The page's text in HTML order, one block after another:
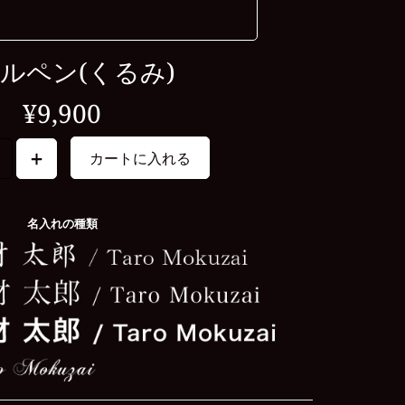
ペン(くるみ)
¥9,900
カートに入れる
名入れの種類